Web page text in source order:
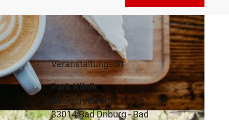
Veranstaltungsort
Park Klinik
Hermannsborn 1
33014Bad Driburg- Bad